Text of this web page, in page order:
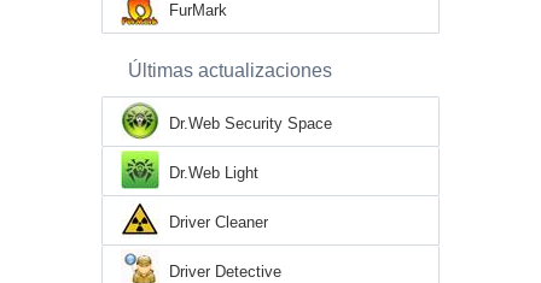
FurMark
Últimas actualizaciones
Dr.Web Security Space
Dr.Web Light
Driver Cleaner
Driver Detective